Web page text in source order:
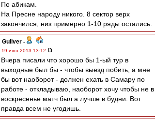
По абикам.
На Пресне народу никого. 8 сектор верх
закончился, низ примерно 1-10 ряды остались.
Guliver -
19 июн 2013 13:12
Вчера писали что хорошо бы 1-ый тур в
выходные был бы - чтобы выезд побить, а мне
бы вот наоборот - должен ехать в Самару по
работе - откладываю, наоборот хочу чтобы не в
воскресенье матч был а лучше в будни. Вот
правда всем не угодишь.